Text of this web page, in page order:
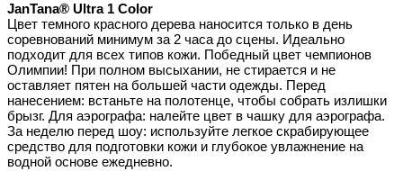
JanTana® Ultra 1 Color
Цвет темного красного дерева наносится только в день
соревнований минимум за 2 часа до сцены. Идеально
подходит для всех типов кожи. Победный цвет чемпионов
Олимпии! При полном высыхании, не стирается и не
оставляет пятен на большей части одежды. Перед
нанесением: встаньте на полотенце, чтобы собрать излишки
брызг. Для аэрографа: налейте цвет в чашку для аэрографа.
За неделю перед шоу: используйте легкое скрабирующее
средство для подготовки кожи и глубокое увлажнение на
водной основе ежедневно.